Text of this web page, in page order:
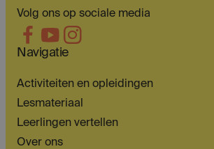
Volg ons op sociale media
Navigatie
Activiteiten en opleidingen
Lesmateriaal
Leerlingen vertellen
Over ons